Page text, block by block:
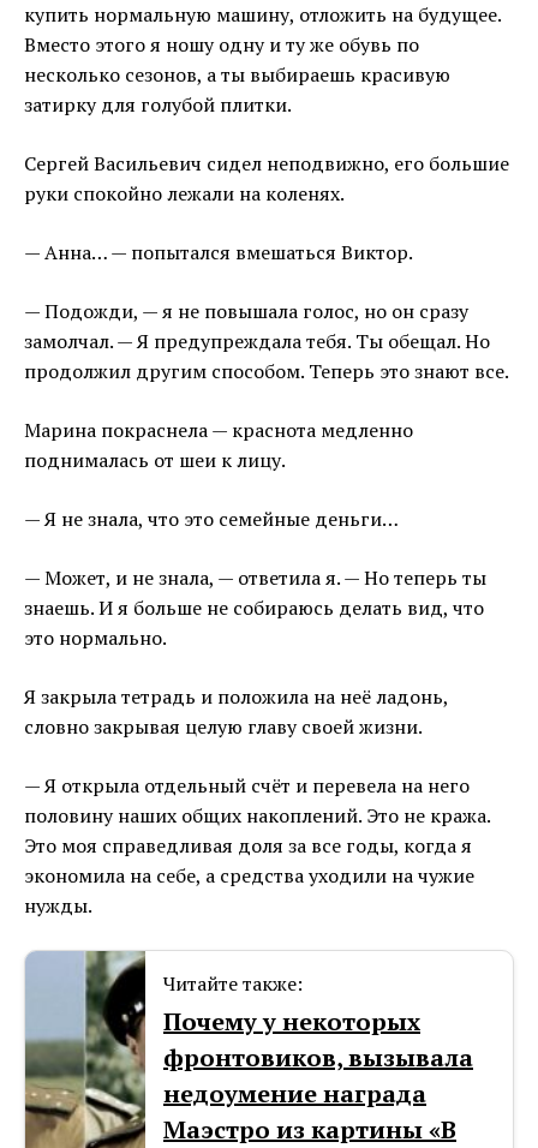
купить нормальную машину, отложить на будущее.
Вместо этого я ношу одну и ту же обувь по
несколько сезонов, а ты выбираешь красивую
затирку для голубой плитки.
Сергей Васильевич сидел неподвижно, его большие
руки спокойно лежали на коленях.
— Анна… — попытался вмешаться Виктор.
— Подожди, — я не повышала голос, но он сразу
замолчал. — Я предупреждала тебя. Ты обещал. Но
продолжил другим способом. Теперь это знают все.
Марина покраснела — краснота медленно
поднималась от шеи к лицу.
— Я не знала, что это семейные деньги…
— Может, и не знала, — ответила я. — Но теперь ты
знаешь. И я больше не собираюсь делать вид, что
это нормально.
Я закрыла тетрадь и положила на неё ладонь,
словно закрывая целую главу своей жизни.
— Я открыла отдельный счёт и перевела на него
половину наших общих накоплений. Это не кража.
Это моя справедливая доля за все годы, когда я
экономила на себе, а средства уходили на чужие
нужды.
Читайте также:
Почему у некоторых
фронтовиков, вызывала
недоумение награда
Маэстро из картины «В